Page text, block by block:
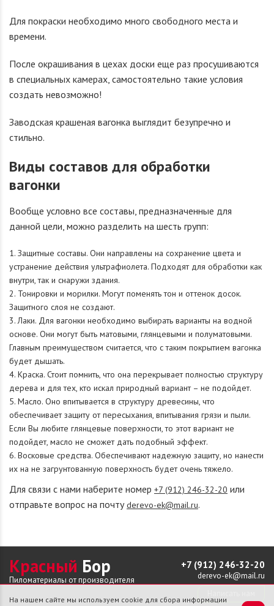
Для покраски необходимо много свободного места и
времени.
После окрашивания в цехах доски еще раз просушиваются
в специальных камерах, самостоятельно такие условия
создать невозможно!
Заводская крашеная вагонка выглядит безупречно и
стильно.
Виды составов для обработки
вагонки
Вообще условно все составы, предназначенные для
данной цели, можно разделить на шесть групп:
Защитные составы. Они направлены на сохранение цвета и
устранение действия ультрафиолета. Подходят для обработки как
внутри, так и снаружи здания.
Тонировки и морилки. Могут поменять тон и оттенок досок.
Защитного слоя не создают.
Лаки. Для вагонки необходимо выбирать варианты на водной
основе. Они могут быть матовыми, глянцевыми и полуматовыми.
Главным преимуществом считается, что с таким покрытием вагонка
будет дышать.
Краска. Стоит помнить, что она перекрывает полностью структуру
дерева и для тех, кто искал природный вариант – не подойдет.
Масло. Оно впитывается в структуру древесины, что
обеспечивает защиту от пересыхания, впитывания грязи и пыли.
Если Вы любите глянцевые поверхности, то этот вариант не
подойдет, масло не сможет дать подобный эффект.
Восковые средства. Обеспечивают надежную защиту, но нанести
их на не загрунтованную поверхность будет очень тяжело.
Для связи с нами наберите номер +7 (912) 246-32-20 или
отправьте вопрос на почтуderevo-ek@mail.ru.
Красный Бор
Пиломатериалы от производителя
+7 (912) 246-32-20
derevo-ek@mail.ru
На нашем сайте мы используем cookie для сбора информации